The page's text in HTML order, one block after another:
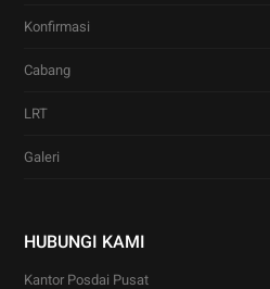
Konfirmasi
Cabang
LRT
Galeri
HUBUNGI KAMI
Kantor Posdai Pusat